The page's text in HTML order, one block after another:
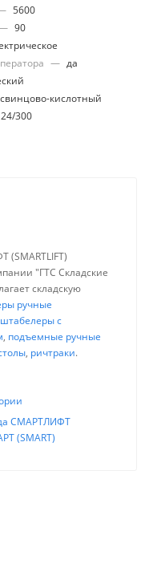
5600
90
— да
свинцово-кислотный
24/300
"ГТС Складские
складскую
ручные
штабелеры с
, подъемные ручные
, ричтраки.
СМАРТЛИФТ
(SMART)